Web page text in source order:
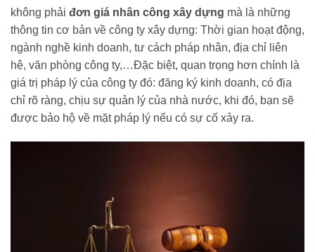
không phải đơn giá nhân công xây dựng mà là những
thông tin cơ bản về công ty xây dựng: Thời gian hoạt động,
ngành nghề kinh doanh, tư cách pháp nhân, địa chỉ liên
hệ, văn phòng công ty,…Đặc biệt, quan trọng hơn chính là
giá trị pháp lý của công ty đó: đăng ký kinh doanh, có địa
chỉ rõ ràng, chịu sự quản lý của nhà nước, khi đó, bạn sẽ
được bảo hộ về mặt pháp lý nếu có sự cố xảy ra.